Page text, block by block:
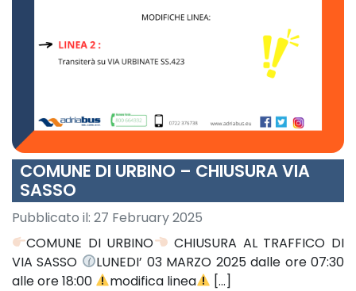
COMUNE DI URBINO – CHIUSURA VIA
SASSO
Pubblicato il: 27 February 2025
COMUNE DI URBINO
CHIUSURA AL TRAFFICO DI
VIA SASSO
LUNEDI’ 03 MARZO 2025 dalle ore 07:30
alle ore 18:00
modifica linea […]